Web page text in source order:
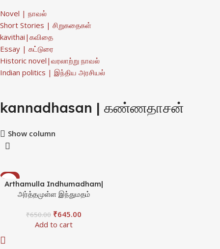
Novel | நாவல்
Short Stories | சிறுகதைகள்
kavithai|கவிதை
Essay | கட்டுரை
Historic novel|வரலாற்று நாவல்
Indian politics | இந்திய அரசியல்
kannadhasan | கண்ணதாசன்
Show column
-1%
Arthamulla Indhumadham|
அர்த்தமுள்ள இந்துமதம்
₹650.00 ₹645.00
Add to cart